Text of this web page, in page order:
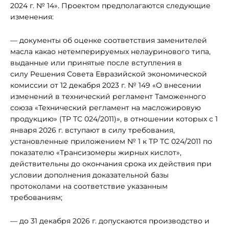
2024 г. № 14». Проектом предполагаются следующие
изменения:
— документы об оценке соответствия заменителей
масла какао нетемперируемых нелауринового типа,
выданные или принятые после вступления в
силу Решения Совета Евразийской экономической
комиссии от 12 декабря 2023 г. № 149 «О внесении
изменений в технический регламент Таможенного
союза «Технический регламент на масложировую
продукцию» (ТР ТС 024/2011)», в отношении которых с 1
января 2026 г. вступают в силу требования,
установленные приложением № 1 к ТР ТС 024/2011 по
показателю «Трансизомеры жирных кислот»,
действительны до окончания срока их действия при
условии дополнения доказательной базы
протоколами на соответствие указанным
требованиям;
— до 31 декабря 2026 г. допускаются производство и